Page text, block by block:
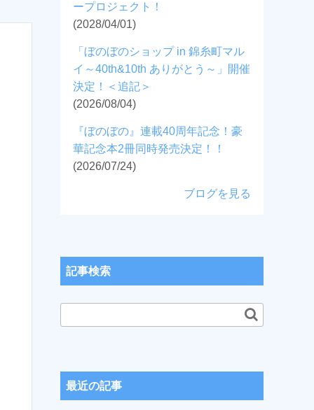
ープロジェクト！
(2028/04/01)
「ぼのぼのショップ in 錦糸町マル
イ～40th&10th ありがとう～」開催
決定！＜追記＞
(2026/08/04)
『ぼのぼの』連載40周年記念！豪
華記念本2冊同時発売決定！！
(2026/07/24)
ブログを見る
記事検索
最近の記事